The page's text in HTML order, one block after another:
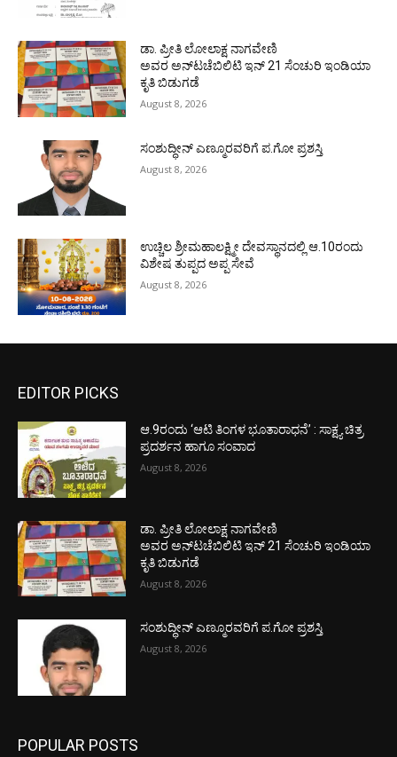
ಡಾ. ಪ್ರೀತಿ ಲೋಲಾಕ್ಷ ನಾಗವೇಣಿ
ಅವರ ಅನ್‌ಟಚೆಬಿಲಿಟಿ ಇನ್ 21 ಸೆಂಚುರಿ ಇಂಡಿಯಾ
ಕೃತಿ ಬಿಡುಗಡೆ
August 8, 2026
ಸಂಶುದ್ಧೀನ್ ಎಣ್ಮೂರವರಿಗೆ ಪ.ಗೋ ಪ್ರಶಸ್ತಿ
August 8, 2026
ಉಚ್ಚಿಲ ಶ್ರೀಮಹಾಲಕ್ಷ್ಮೀ ದೇವಸ್ಥಾನದಲ್ಲಿ ಆ.10ರಂದು
ವಿಶೇಷ ತುಪ್ಪದ ಅಪ್ಪ ಸೇವೆ
August 8, 2026
EDITOR PICKS
ಆ.9ರಂದು ‘ಆಟಿ ತಿಂಗಳ ಭೂತಾರಾಧನೆ’ : ಸಾಕ್ಷ್ಯ ಚಿತ್ರ
ಪ್ರದರ್ಶನ ಹಾಗೂ ಸಂವಾದ
August 8, 2026
ಡಾ. ಪ್ರೀತಿ ಲೋಲಾಕ್ಷ ನಾಗವೇಣಿ
ಅವರ ಅನ್‌ಟಚೆಬಿಲಿಟಿ ಇನ್ 21 ಸೆಂಚುರಿ ಇಂಡಿಯಾ
ಕೃತಿ ಬಿಡುಗಡೆ
August 8, 2026
ಸಂಶುದ್ಧೀನ್ ಎಣ್ಮೂರವರಿಗೆ ಪ.ಗೋ ಪ್ರಶಸ್ತಿ
August 8, 2026
POPULAR POSTS